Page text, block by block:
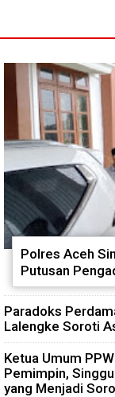
Polres Aceh
Putusan
Paradoks
Lalengke Soroti
Ketua Umum
Pemimpin,
yang Menjadi